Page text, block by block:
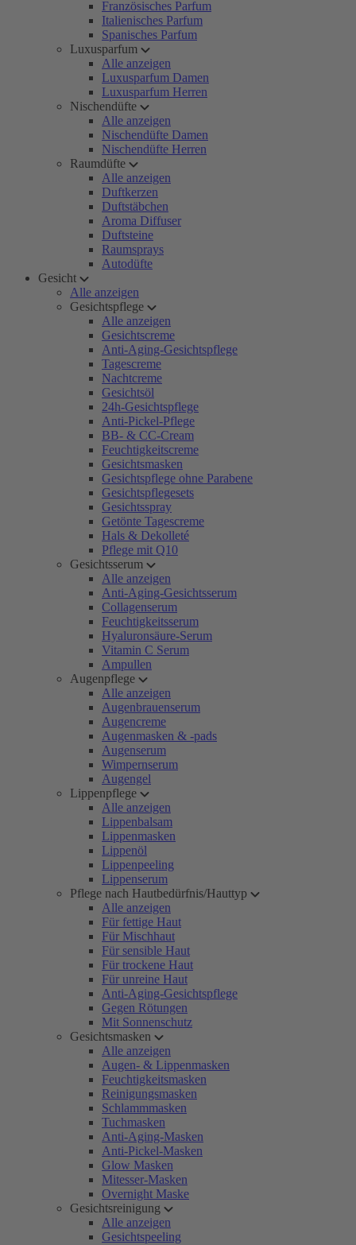
Französisches Parfum
Italienisches Parfum
Spanisches Parfum
Luxusparfum
Alle anzeigen
Luxusparfum Damen
Luxusparfum Herren
Nischendüfte
Alle anzeigen
Nischendüfte Damen
Nischendüfte Herren
Raumdüfte
Alle anzeigen
Duftkerzen
Duftstäbchen
Aroma Diffuser
Duftsteine
Raumsprays
Autodüfte
Gesicht
Alle anzeigen
Gesichtspflege
Alle anzeigen
Gesichtscreme
Anti-Aging-Gesichtspflege
Tagescreme
Nachtcreme
Gesichtsöl
24h-Gesichtspflege
Anti-Pickel-Pflege
BB- & CC-Cream
Feuchtigkeitscreme
Gesichtsmasken
Gesichtspflege ohne Parabene
Gesichtspflegesets
Gesichtsspray
Getönte Tagescreme
Hals & Dekolleté
Pflege mit Q10
Gesichtsserum
Alle anzeigen
Anti-Aging-Gesichtsserum
Collagenserum
Feuchtigkeitsserum
Hyaluronsäure-Serum
Vitamin C Serum
Ampullen
Augenpflege
Alle anzeigen
Augenbrauenserum
Augencreme
Augenmasken & -pads
Augenserum
Wimpernserum
Augengel
Lippenpflege
Alle anzeigen
Lippenbalsam
Lippenmasken
Lippenöl
Lippenpeeling
Lippenserum
Pflege nach Hautbedürfnis/Hauttyp
Alle anzeigen
Für fettige Haut
Für Mischhaut
Für sensible Haut
Für trockene Haut
Für unreine Haut
Anti-Aging-Gesichtspflege
Gegen Rötungen
Mit Sonnenschutz
Gesichtsmasken
Alle anzeigen
Augen- & Lippenmasken
Feuchtigkeitsmasken
Reinigungsmasken
Schlammmasken
Tuchmasken
Anti-Aging-Masken
Anti-Pickel-Masken
Glow Masken
Mitesser-Masken
Overnight Maske
Gesichtsreinigung
Alle anzeigen
Gesichtspeeling